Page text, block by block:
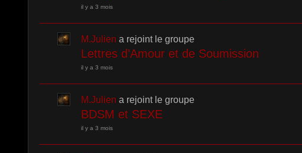
il y a 3 mois
M.Julien a rejoint le groupe
Lettres d’Amour et de Soumission
il y a 3 mois
M.Julien a rejoint le groupe
BDSM et SEXE
il y a 3 mois